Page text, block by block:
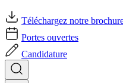
Téléchargez notre
Portes ouvertes
Candidature